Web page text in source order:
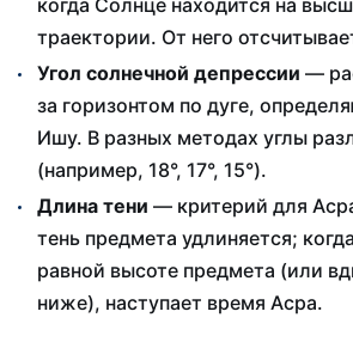
когда Солнце находится на
траектории. От него
Угол солнечной депрессии —
за горизонтом по дуге,
Ишу. В разных методах углы
(например, 18°, 17°, 15°).
Длина тени — критерий для
тень предмета удлиняется;
равной высоте предмета (или
ниже), наступает время Асра.